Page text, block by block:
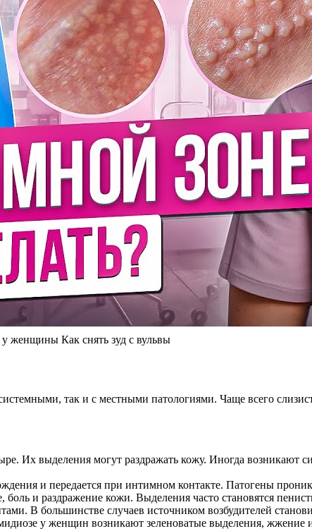
женщины Как снять зуд с вульвы
так и с местными патологиями. Чаще всего
Их выделения могут раздражать кожу. Иногда
и передается при интимном контакте. Патогены
и раздражение кожи. Выделения часто становятся
В большинстве случаев источником возбудителей
у женщин возникают зеленоватые выделения, жжение